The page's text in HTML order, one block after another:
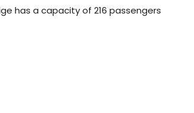
has a capacity of 216 passengers